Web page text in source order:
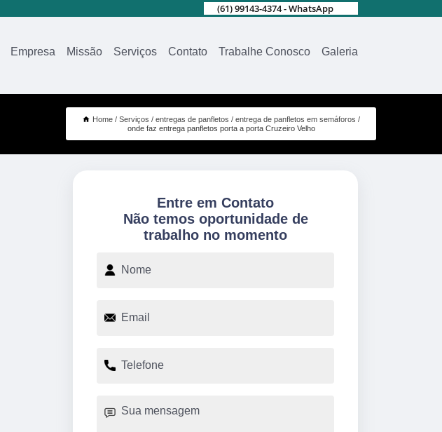
(61) 99143-4374 - WhatsApp
Empresa Missão Serviços Contato Trabalhe Conosco Galeria
Home Serviços entregas de panfletos
entrega de panfletos em semáforos
onde faz entrega panfletos porta a porta Cruzeiro Velho
Entre em Contato
Não temos oportunidade de
trabalho no momento